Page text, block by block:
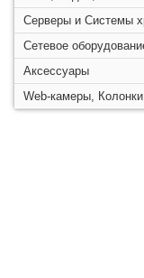
Серверы и Системы
Сетевое
Аксессуары
Web-камеры,